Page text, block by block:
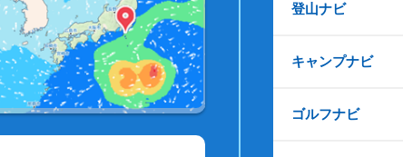
登山ナビ
キャンプナビ
ゴルフナビ